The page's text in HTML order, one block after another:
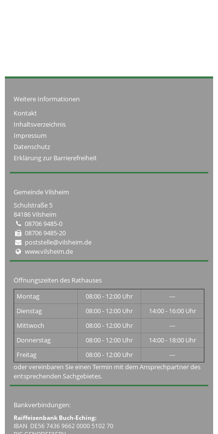
Weitere Informationen
Kontakt
Inhaltsverzeichnis
Impressum
Datenschutz
Erklärung zur Barrierefreiheit
Gemeinde Vilsheim
Schulstraße 5
84186 Vilsheim
08706 9485-0
08706 9485-20
poststelle@vilsheim.de
www.vilsheim.de
Öffnungszeiten des Rathauses
Montag
08:00 - 12:00 Uhr
---
Dienstag
08:00 - 12:00 Uhr
14:00 - 16:00 Uhr
Mittwoch
08:00 - 12:00 Uhr
---
Donnerstag
08:00 - 12:00 Uhr
14:00 - 18:00 Uhr
Freitag
08:00 - 12:00 Uhr
---
oder vereinbaren Sie einen Termin mit dem Ansprechpartner des
entsprechenden Sachgebietes.
Bankverbindungen:
Raiffeisenbank Buch-Eching:
IBAN DE56 7436 9662 0000 5102 70